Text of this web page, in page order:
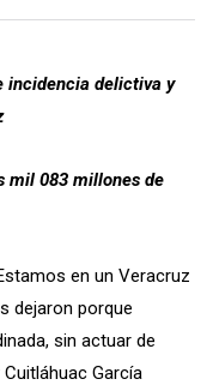
incidencia delictiva y
mil 083 millones de
en un Veracruz
dejaron porque
sin actuar de
García